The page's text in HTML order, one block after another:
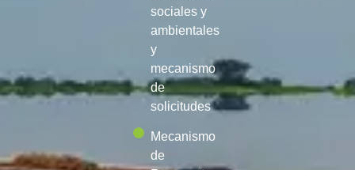
sociales y
ambientales
y
mecanismo
de
solicitudes
Mecanismo
de